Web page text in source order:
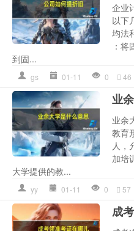
企业
以下
均法
：
到固...
gs 01-11 0 46
业
业余
教育
人，
加培
大学提供的教...
yy 01-11 0 57
成